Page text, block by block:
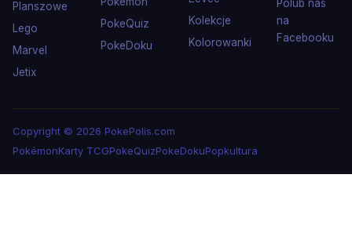
Planszowe
Lego
Marvel
Jetix
PokeQuiz
PokeDoku
Kolekcje
Kolorowanki
Polub nas
na
Facebooku
Copyright © 2026 PokePolis.com
PokémonKarty TCGPokeQuizPokeDokuPopkultura